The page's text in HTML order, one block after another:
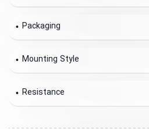
Packaging
Mounting Style
Resistance